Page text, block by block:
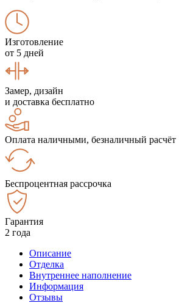
Изготовление
от 5 дней
Замер, дизайн
и доставка бесплатно
Оплата наличными, безналичный расчёт
Беспроцентная рассрочка
Гарантия
2 года
Описание
Отделка
Внутреннее наполнение
Информация
Отзывы